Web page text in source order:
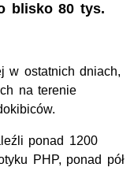
blisko 80 tys.
w ostatnich dniach,
na terenie
ponad 1200
PHP, ponad pół